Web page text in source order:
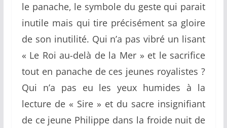
le panache, le symbole du geste qui parait
inutile mais qui tire précisément sa gloire
de son inutilité. Qui n’a pas vibré un lisant
« Le Roi au-delà de la Mer » et le sacrifice
tout en panache de ces jeunes royalistes ?
Qui n’a pas eu les yeux humides à la
lecture de « Sire » et du sacre insignifiant
de ce jeune Philippe dans la froide nuit de